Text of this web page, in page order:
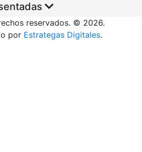
reservados. © 2026.
por Estrategas Digitales.